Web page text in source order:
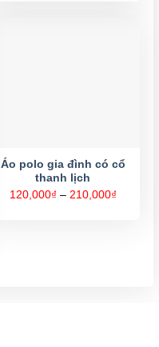
Áo polo gia đình có cổ
thanh lịch
120,000₫ – 210,000₫Khoảng